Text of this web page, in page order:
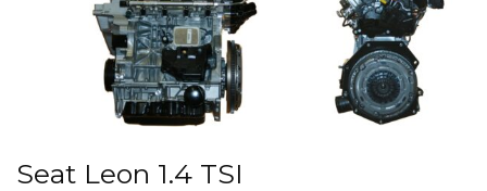
Seat Leon 1.4 TSI